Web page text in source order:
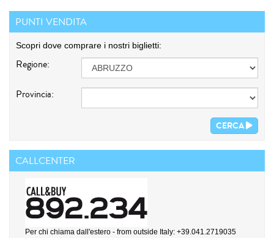
PUNTI VENDITA
Scopri dove comprare i nostri biglietti:
Regione:
Provincia:
CERCA
CALLCENTER
Per chi chiama dall'estero - from outside Italy: +39.041.2719035